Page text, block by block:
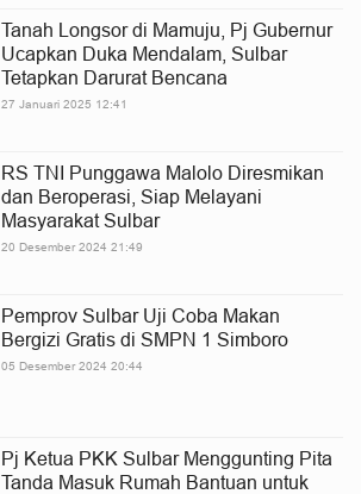
Tanah Longsor di Mamuju, Pj Gubernur
Ucapkan Duka Mendalam, Sulbar
Tetapkan Darurat Bencana
27 Januari 2025 12:41
RS TNI Punggawa Malolo Diresmikan
dan Beroperasi, Siap Melayani
Masyarakat Sulbar
20 Desember 2024 21:49
Pemprov Sulbar Uji Coba Makan
Bergizi Gratis di SMPN 1 Simboro
05 Desember 2024 20:44
Pj Ketua PKK Sulbar Menggunting Pita
Tanda Masuk Rumah Bantuan untuk